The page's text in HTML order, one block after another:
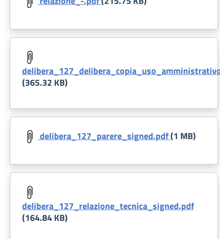
Document
(365.32 KB)
Document
delibera_127_parere_signed.pdf(1 MB)
Document
delibera_127_relazione_tecnica_signed.pdf
(164.84 KB)